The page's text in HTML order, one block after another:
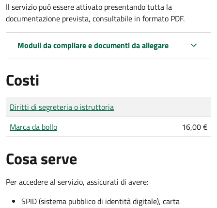
Il servizio può essere attivato presentando tutta la
documentazione prevista, consultabile in formato PDF.
Moduli da compilare e documenti da allegare
Costi
Tipo di pagamento
Importo
Diritti di segreteria o istruttoria
Marca da bollo
16,00 €
Cosa serve
Per accedere al servizio, assicurati di avere:
SPID (sistema pubblico di identità digitale), carta